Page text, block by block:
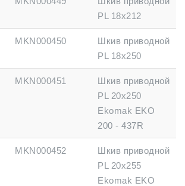
PL 18x212
MKN000450
Шкив приводной
PL 18x250
MKN000451
Шкив приводной
PL 20x250
Ekomak EKO
200 - 437R
MKN000452
Шкив приводной
PL 20x255
Ekomak EKO